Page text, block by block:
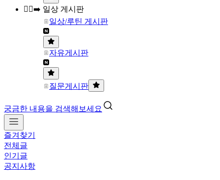
🏃‍♀️‍➡️ 일상 게시판
일상/루틴 게시판
자유게시판
질문게시판
궁금한 내용을 검색해보세요
즐겨찾기
전체글
인기글
공지사항